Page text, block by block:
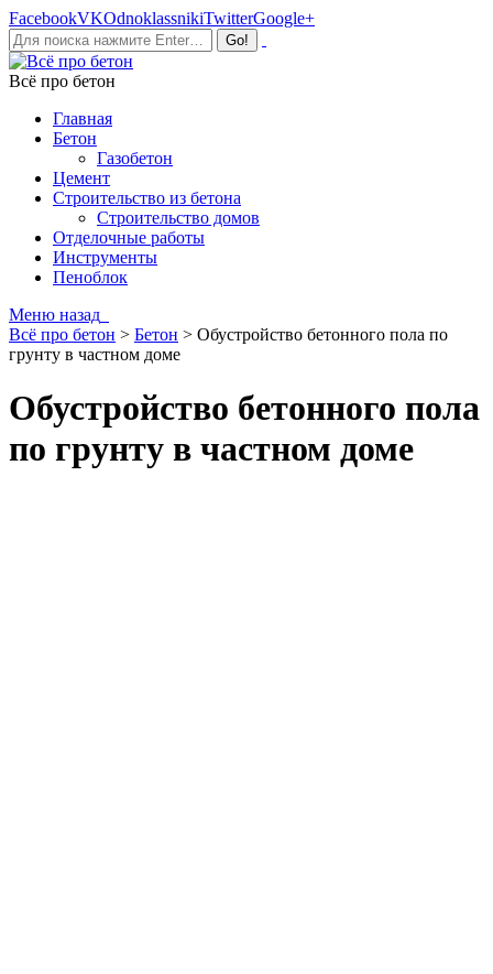
FacebookVKOdnoklassnikiTwitterGoogle+
Всё про бетон
Главная
Бетон
Газобетон
Цемент
Строительство из бетона
Строительство домов
Отделочные работы
Инструменты
Пеноблок
Меню назад
Всё про бетон > Бетон > Обустройство бетонного пола по
грунту в частном доме
Обустройство бетонного пола
по грунту в частном доме